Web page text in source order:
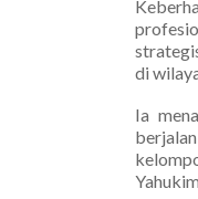
di
Ia